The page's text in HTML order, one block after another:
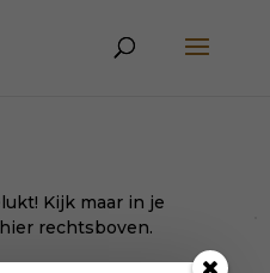
Kijk maar in je
rechtsboven.